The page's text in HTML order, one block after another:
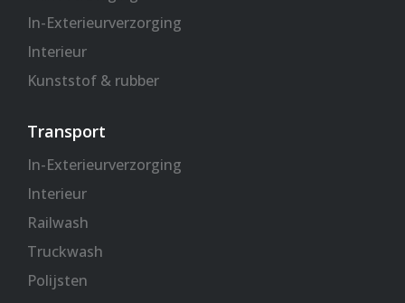
In-Exterieurverzorging
Interieur
Kunststof & rubber
Transport
In-Exterieurverzorging
Interieur
Railwash
Truckwash
Polijsten